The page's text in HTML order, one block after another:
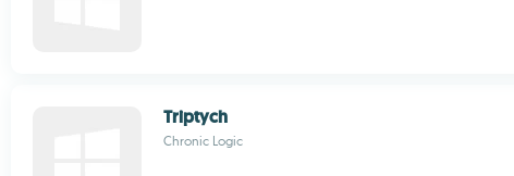
Triptych
Chronic Logic